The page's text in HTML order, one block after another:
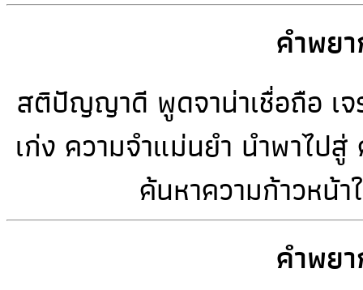
คำพย
สติปัญญาดี พูดจาน่าเชื่อถือ เ
เก่ง ความจำแม่นยำ นำพาไป
ค้นหาความก้าวหน้
คำพย